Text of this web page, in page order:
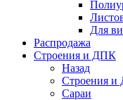
Для
Распродажа
Строения и ДПК
Назад
Строения
Сараи